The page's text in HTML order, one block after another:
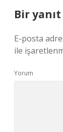
Bir yanıt
E-posta
ile
Yorum